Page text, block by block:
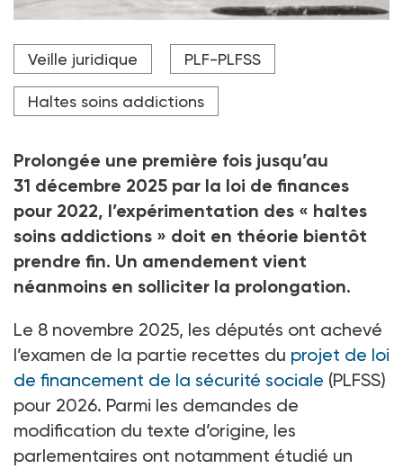
Le prolongement de deux ans de l'expérimentation a
été plébiscité par le gouvernement, déclarant que
point de vue de la santé publique."
Veille juridique PLF-PLFSS
Haltes soins addictions
Prolongée une première fois jusqu’au
31 décembre 2025 par la loi de finances
pour 2022, l’expérimentation des « haltes
soins addictions » doit en théorie bientôt
prendre fin. Un amendement vient
néanmoins en solliciter la prolongation.
Le 8 novembre 2025, les députés ont achevé
l’examen de la partie recettes du projet de loi
de financement de la sécurité sociale (PLFSS)
pour 2026. Parmi les demandes de
modification du texte d’origine, les
parlementaires ont notamment étudié un